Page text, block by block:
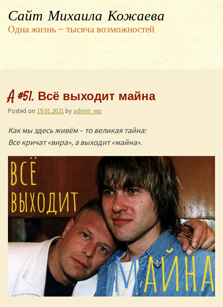
Сайт Михаила Кожаева
Одна жизнь — тысяча возможностей
Å #51. Всё выходит майна
Posted on 19.01.2021 by admin_wp
Как мы здесь живём – то великая тайна:
Все кричат «вира», а выходит «майна».